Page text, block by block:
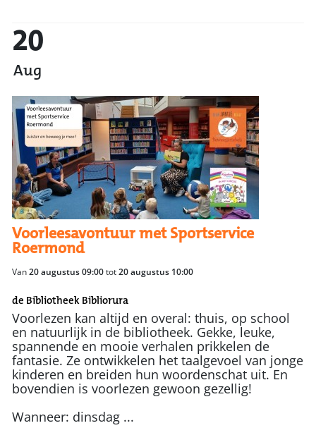
20
Aug
Voorleesavontuur met Sportservice
Roermond
Van20 augustus 09:00tot20 augustus 10:00
de Bibliotheek Bibliorura
Voorlezen kan altijd en overal: thuis, op school
en natuurlijk in de bibliotheek. Gekke, leuke,
spannende en mooie verhalen prikkelen de
fantasie. Ze ontwikkelen het taalgevoel van jonge
kinderen en breiden hun woordenschat uit. En
bovendien is voorlezen gewoon gezellig!
Wanneer: dinsdag ...